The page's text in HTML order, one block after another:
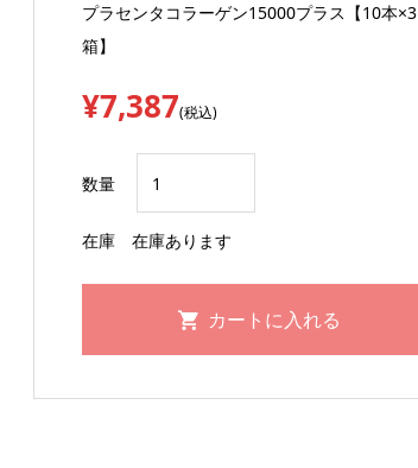
プラセンタコラーゲン15000プラス【10本×3
箱】
¥7,387(税込)
数量
在庫 在庫あります